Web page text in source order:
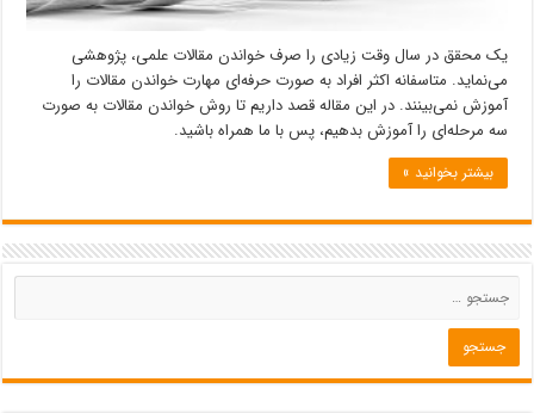
یک محقق در سال وقت زیادی را صرف خواندن مقالات علمی، پژوهشی
می‌نماید. متاسفانه اکثر افراد به صورت حرفه‌ای مهارت خواندن مقالات را
آموزش نمی‌بینند. در این مقاله قصد داریم تا روش خواندن مقالات به صورت
سه مرحله‌ای را آموزش بدهیم، پس با ما همراه باشید.
بیشتر بخوانید »